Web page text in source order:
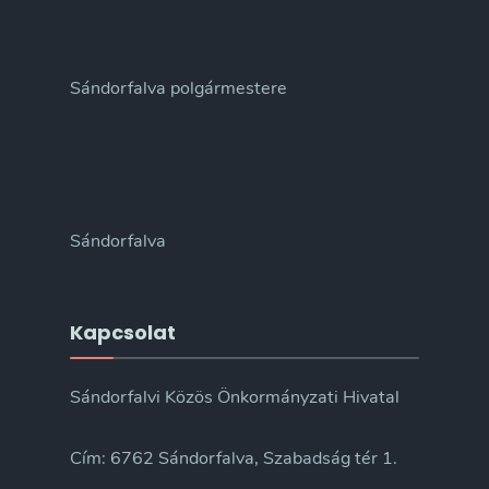
Sándorfalva polgármestere
Sándorfalva
Kapcsolat
Sándorfalvi Közös Önkormányzati Hivatal
Cím: 6762 Sándorfalva, Szabadság tér 1.